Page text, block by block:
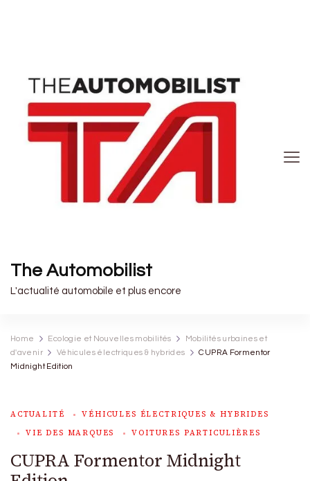
The Automobilist
L'actualité automobile et plus encore
Home Ecologie et Nouvelles mobilités
Mobilités urbaines et
d'avenir
Véhicules électriques & hybrides
CUPRA Formentor
Midnight Edition
ACTUALITÉ
VÉHICULES ÉLECTRIQUES & HYBRIDES
VIE DES MARQUES
VOITURES PARTICULIÈRES
CUPRA Formentor Midnight